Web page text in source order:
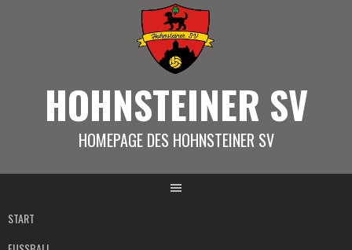
HOHNSTEINER SV
HOMEPAGE DES HOHNSTEINER SV
START